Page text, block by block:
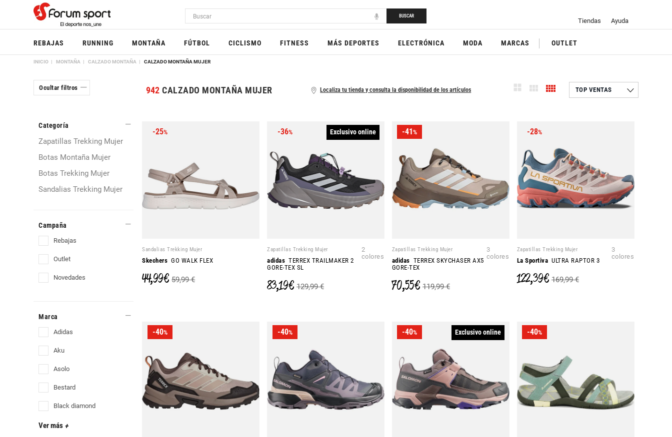
BUSCAR
Tiendas Ayuda
REBAJAS RUNNING MONTAÑA FÚTBOL CICLISMO FITNESS MÁS DEPORTES ELECTRÓNICA MODA MARCAS OUTLET
INICIO MONTAÑA CALZADO MONTAÑA CALZADO MONTAÑA MUJER
Localiza tu tienda y consulta la disponibilidad de los artículos
942 CALZADO MONTAÑA MUJER
-25%
Sandalias Trekking Mujer
Skechers GO WALK FLEX
44,99 € 59,99 €
-36% Exclusivo online
Zapatillas Trekking Mujer
adidas TERREX TRAILMAKER 2
GORE-TEX SL
2
colores
83,19 € 129,99 €
-41%
Zapatillas Trekking Mujer
adidas TERREX SKYCHASER AX5
GORE-TEX
3
colores
70,55 € 119,99 €
-28%
Zapatillas Trekking Mujer
La Sportiva ULTRA RAPTOR 3
3
colores
122,39 € 169,99 €
-40% -40% -40% Exclusivo online -40%
Ocultar filtros
Categoría
Zapatillas Trekking Mujer
Botas Montaña Mujer
Botas Trekking Mujer
Sandalias Trekking Mujer
Campaña
rebajas
outlet
novedades
Marca
adidas
aku
asolo
bestard
black diamond
Ver más +